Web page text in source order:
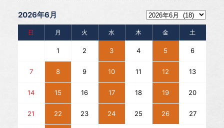
2026年6月
日 月 火 水 木 金 土
1 2 3 4 5 6
7 8 9 10 11 12 13
14 15 16 17 18 19 20
21 22 23 24 25 26 27